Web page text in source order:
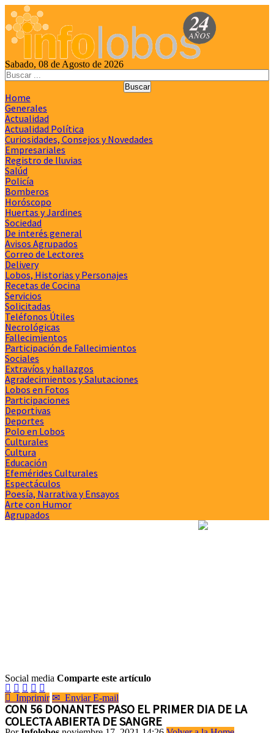
Sabado, 08 de Agosto de 2026
Home
Generales
Actualidad
Actualidad Política
Curiosidades, Consejos y Novedades
Empresariales
Registro de lluvias
Salúd
Policía
Bomberos
Horóscopo
Huertas y Jardines
Sociedad
De interés general
Avisos Agrupados
Correo de Lectores
Delivery
Lobos, Historias y Personajes
Recetas de Cocina
Servicios
Solicitadas
Teléfonos Útiles
Necrológicas
Fallecimientos
Participación de Fallecimientos
Sociales
Extravíos y hallazgos
Agradecimientos y Salutaciones
Lobos en Fotos
Participaciones
Deportivas
Deportes
Polo en Lobos
Culturales
Cultura
Educación
Efemérides Culturales
Espectáculos
Poesía, Narrativa y Ensayos
Arte con Humor
Agrupados
Social media Comparte este artículo
    
 Imprimir ✉ Enviar E-mail
CON 56 DONANTES PASO EL PRIMER DIA DE LA
COLECTA ABIERTA DE SANGRE